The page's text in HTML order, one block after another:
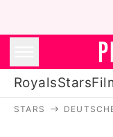
RoyalsStars
STARS